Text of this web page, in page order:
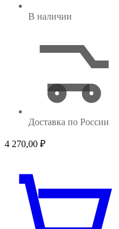
В наличии
Доставка по России
4 270,00 ₽